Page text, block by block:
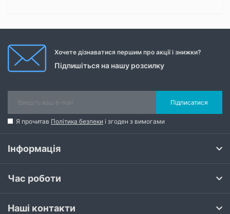
Хочете дізнаватися першим про акції і знижки?
Підпишіться на нашу розсилку
Підписатися
Я прочитав Політика безпеки і згоден з вимогами
Інформація
Час роботи
Наші контакти